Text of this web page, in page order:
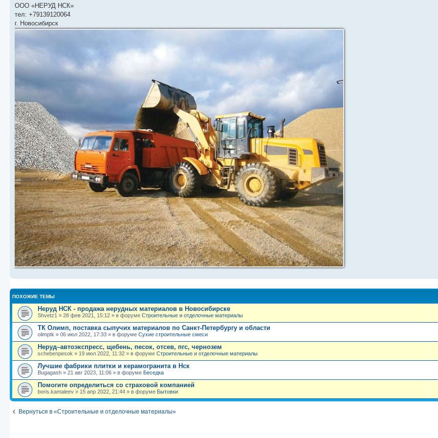
ООО «НЕРУД НСК»
тел: +79139120064
г. Новосибирск
ПОХОЖИЕ ТЕМЫ
Неруд НСК - продажа нерудных материалов в Новосибирске
Shvetz1 » 28 фев 2021, 15:12 » в форуме Строительные и отделочные материалы
ТК Олимп, поставка сыпучих материалов по Санкт-Петербургу и области
olimptk » 06 июл 2022, 17:33 » в форуме Сухие строительные смеси
Неруд–автоэкспресс, щебень, песок, отсев, пгс, чернозем
schebenpesok » 19 июл 2022, 11:32 » в форуме Строительные и отделочные материалы
Лучшие фабрики плитки и керамогранита в Нск
Bugagash » 21 авг 2023, 11:06 » в форуме Беседка
Помогите определиться со страховой компанией
boris.kamaleev » 15 апр 2022, 21:44 » в форуме Бытовки
Вернуться в «Строительные и отделочные материалы»